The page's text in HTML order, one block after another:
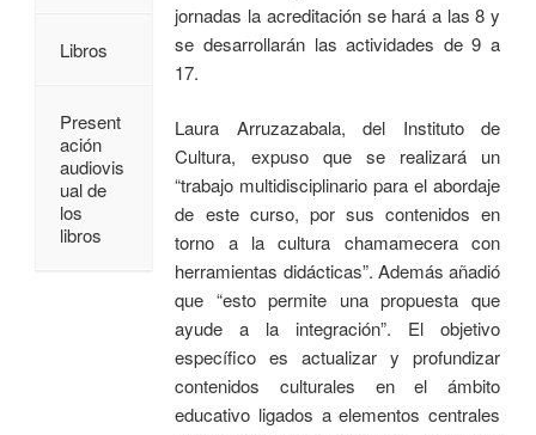
jornadas la acreditación se hará a las 8 y
se desarrollarán las actividades de 9 a
17.
Laura Arruzazabala, del Instituto de
Cultura, expuso que se realizará un
“trabajo multidisciplinario para el abordaje
de este curso, por sus contenidos en
torno a la cultura chamamecera con
herramientas didácticas”. Además añadió
que “esto permite una propuesta que
ayude a la integración”. El objetivo
específico es actualizar y profundizar
contenidos culturales en el ámbito
educativo ligados a elementos centrales
Libros
Present
ación
audiovis
ual de
los
libros